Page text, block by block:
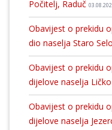
Počitelj, Raduč
Obavijest o prekidu
dio naselja Staro Selo
Obavijest o prekidu
dijelove naselja
Obavijest o prekidu
dijelove naselja